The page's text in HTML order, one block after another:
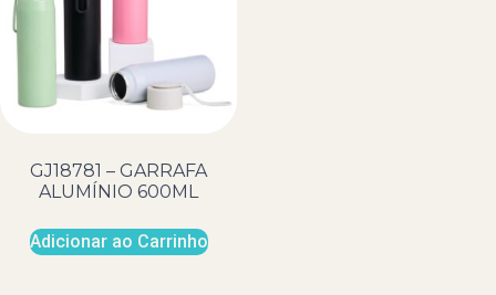
GJ18781 – GARRAFA
ALUMÍNIO 600ML
Adicionar ao Carrinho